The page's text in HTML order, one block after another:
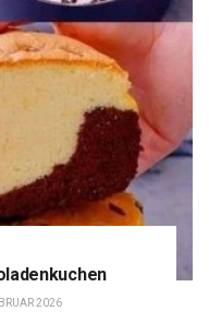
2026